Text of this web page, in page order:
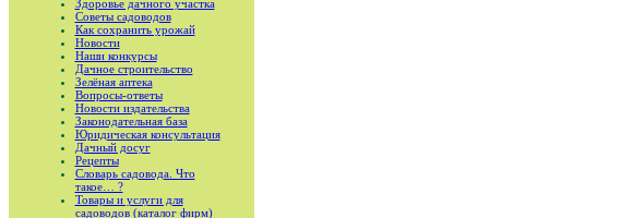
Здоровье дачного участка
Советы садоводов
Как сохранить урожай
Новости
Наши конкурсы
Дачное строительство
Зелёная аптека
Вопросы-ответы
Новости издательства
Законодательная база
Юридическая консультация
Дачный досуг
Рецепты
Словарь садовода. Что
такое… ?
Товары и услуги для
садоводов (каталог фирм)